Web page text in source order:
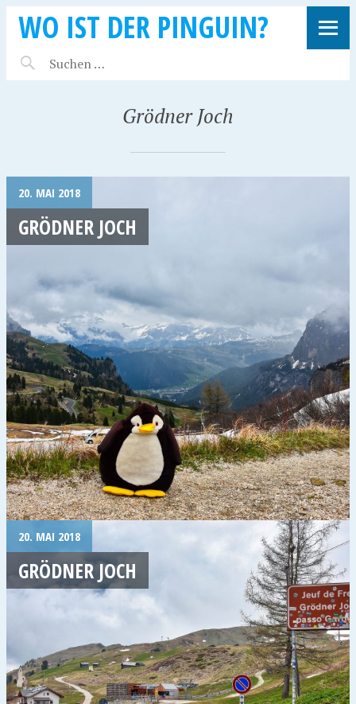
WO IST DER PINGUIN?
Grödner Joch
20. MAI 2018
GRÖDNER JOCH
20. MAI 2018
GRÖDNER JOCH